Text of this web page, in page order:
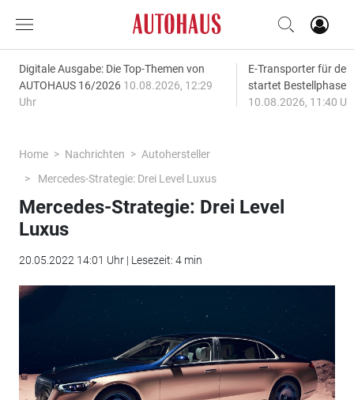
Digitale Ausgabe: Die Top-Themen von
AUTOHAUS 16/2026 10.08.2026, 12:29
Uhr
E-Transporter für
startet Bestellphase
10.08.2026, 11:40
Home Nachrichten
Autohersteller
Mercedes-Strategie: Drei Level Luxus
Mercedes-Strategie: Drei Level
Luxus
20.05.2022 14:01 Uhr | Lesezeit: 4 min